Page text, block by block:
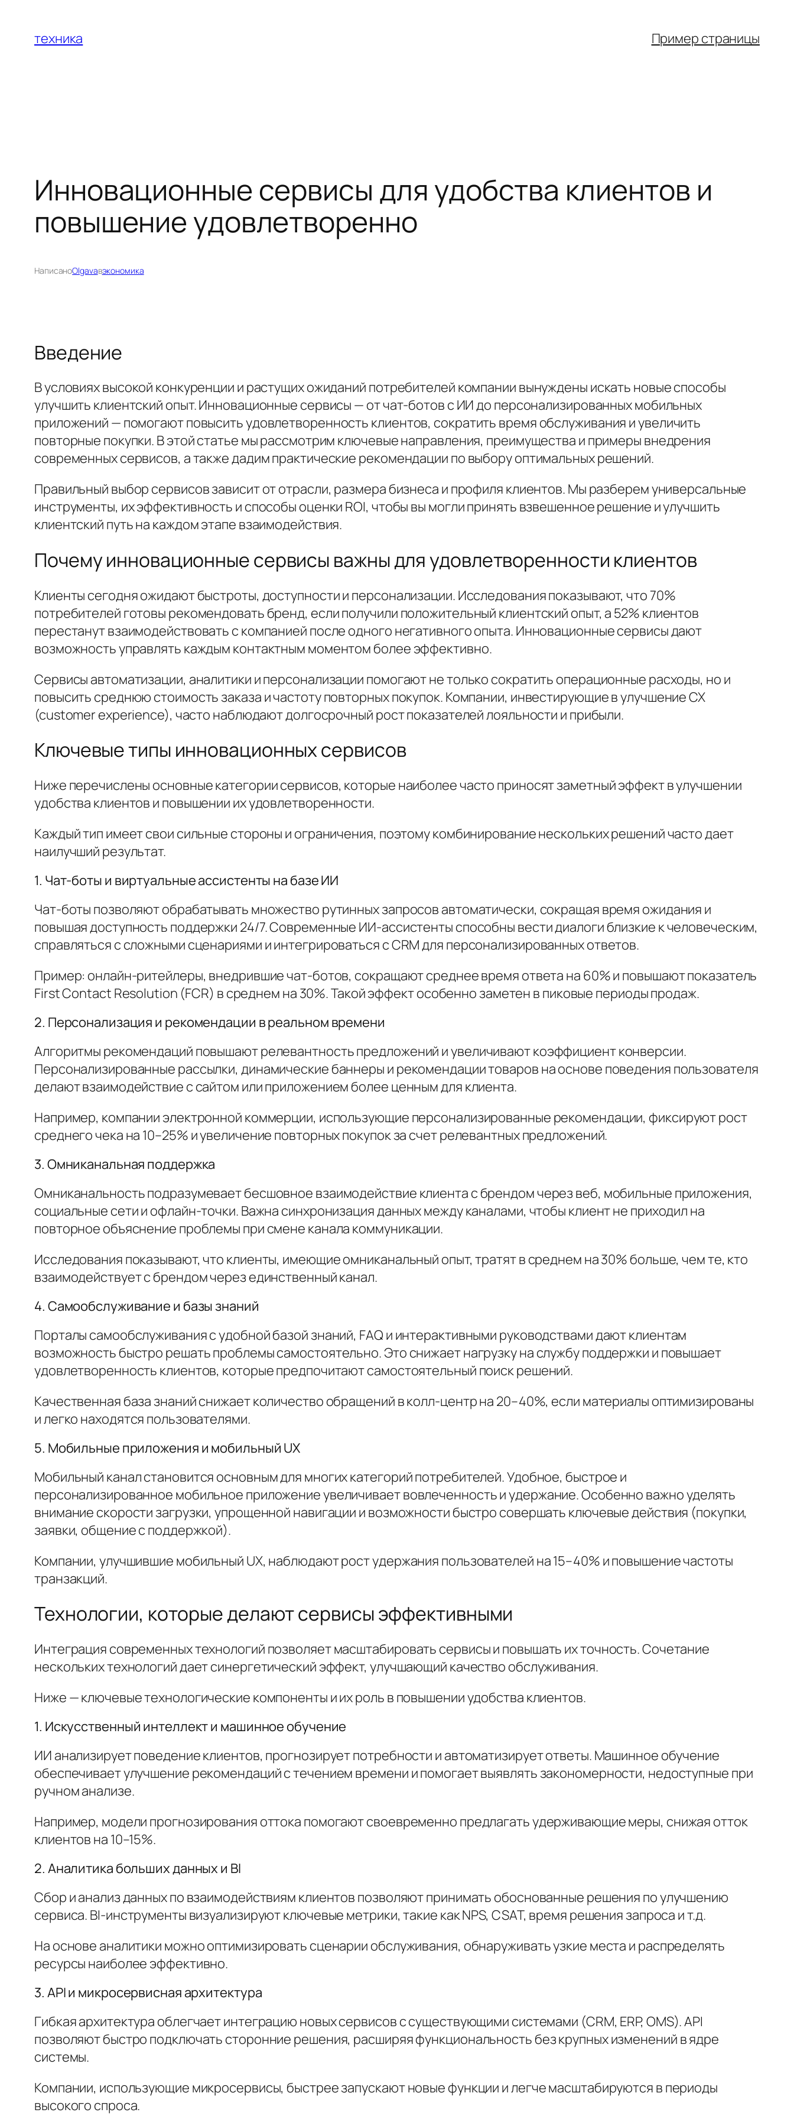
содержимому
техника Пример страницы
Инновационные сервисы для удобства клиентов и
повышение удовлетворенно
НаписаноOlgavaвэкономика
Введение
В условиях высокой конкуренции и растущих ожиданий потребителей компании вынуждены искать новые способы
улучшить клиентский опыт. Инновационные сервисы — от чат-ботов с ИИ до персонализированных мобильных
приложений — помогают повысить удовлетворенность клиентов, сократить время обслуживания и увеличить
повторные покупки. В этой статье мы рассмотрим ключевые направления, преимущества и примеры внедрения
современных сервисов, а также дадим практические рекомендации по выбору оптимальных решений.
Правильный выбор сервисов зависит от отрасли, размера бизнеса и профиля клиентов. Мы разберем универсальные
инструменты, их эффективность и способы оценки ROI, чтобы вы могли принять взвешенное решение и улучшить
клиентский путь на каждом этапе взаимодействия.
Почему инновационные сервисы важны для удовлетворенности клиентов
Клиенты сегодня ожидают быстроты, доступности и персонализации. Исследования показывают, что 70%
потребителей готовы рекомендовать бренд, если получили положительный клиентский опыт, а 52% клиентов
перестанут взаимодействовать с компанией после одного негативного опыта. Инновационные сервисы дают
возможность управлять каждым контактным моментом более эффективно.
Сервисы автоматизации, аналитики и персонализации помогают не только сократить операционные расходы, но и
повысить среднюю стоимость заказа и частоту повторных покупок. Компании, инвестирующие в улучшение CX
(customer experience), часто наблюдают долгосрочный рост показателей лояльности и прибыли.
Ключевые типы инновационных сервисов
Ниже перечислены основные категории сервисов, которые наиболее часто приносят заметный эффект в улучшении
удобства клиентов и повышении их удовлетворенности.
Каждый тип имеет свои сильные стороны и ограничения, поэтому комбинирование нескольких решений часто дает
наилучший результат.
1. Чат-боты и виртуальные ассистенты на базе ИИ
Чат-боты позволяют обрабатывать множество рутинных запросов автоматически, сокращая время ожидания и
повышая доступность поддержки 24/7. Современные ИИ-ассистенты способны вести диалоги близкие к человеческим,
справляться с сложными сценариями и интегрироваться с CRM для персонализированных ответов.
Пример: онлайн-ритейлеры, внедрившие чат-ботов, сокращают среднее время ответа на 60% и повышают показатель
First Contact Resolution (FCR) в среднем на 30%. Такой эффект особенно заметен в пиковые периоды продаж.
2. Персонализация и рекомендации в реальном времени
Алгоритмы рекомендаций повышают релевантность предложений и увеличивают коэффициент конверсии.
Персонализированные рассылки, динамические баннеры и рекомендации товаров на основе поведения пользователя
делают взаимодействие с сайтом или приложением более ценным для клиента.
Например, компании электронной коммерции, использующие персонализированные рекомендации, фиксируют рост
среднего чека на 10–25% и увеличение повторных покупок за счет релевантных предложений.
3. Омниканальная поддержка
Омниканальность подразумевает бесшовное взаимодействие клиента с брендом через веб, мобильные приложения,
социальные сети и офлайн-точки. Важна синхронизация данных между каналами, чтобы клиент не приходил на
повторное объяснение проблемы при смене канала коммуникации.
Исследования показывают, что клиенты, имеющие омниканальный опыт, тратят в среднем на 30% больше, чем те, кто
взаимодействует с брендом через единственный канал.
4. Самообслуживание и базы знаний
Порталы самообслуживания с удобной базой знаний, FAQ и интерактивными руководствами дают клиентам
возможность быстро решать проблемы самостоятельно. Это снижает нагрузку на службу поддержки и повышает
удовлетворенность клиентов, которые предпочитают самостоятельный поиск решений.
Качественная база знаний снижает количество обращений в колл-центр на 20–40%, если материалы оптимизированы
и легко находятся пользователями.
5. Мобильные приложения и мобильный UX
Мобильный канал становится основным для многих категорий потребителей. Удобное, быстрое и
персонализированное мобильное приложение увеличивает вовлеченность и удержание. Особенно важно уделять
внимание скорости загрузки, упрощенной навигации и возможности быстро совершать ключевые действия (покупки,
заявки, общение с поддержкой).
Компании, улучшившие мобильный UX, наблюдают рост удержания пользователей на 15–40% и повышение частоты
транзакций.
Технологии, которые делают сервисы эффективными
Интеграция современных технологий позволяет масштабировать сервисы и повышать их точность. Сочетание
нескольких технологий дает синергетический эффект, улучшающий качество обслуживания.
Ниже — ключевые технологические компоненты и их роль в повышении удобства клиентов.
1. Искусственный интеллект и машинное обучение
ИИ анализирует поведение клиентов, прогнозирует потребности и автоматизирует ответы. Машинное обучение
обеспечивает улучшение рекомендаций с течением времени и помогает выявлять закономерности, недоступные при
ручном анализе.
Например, модели прогнозирования оттока помогают своевременно предлагать удерживающие меры, снижая отток
клиентов на 10–15%.
2. Аналитика больших данных и BI
Сбор и анализ данных по взаимодействиям клиентов позволяют принимать обоснованные решения по улучшению
сервиса. BI-инструменты визуализируют ключевые метрики, такие как NPS, CSAT, время решения запроса и т.д.
На основе аналитики можно оптимизировать сценарии обслуживания, обнаруживать узкие места и распределять
ресурсы наиболее эффективно.
3. API и микросервисная архитектура
Гибкая архитектура облегчает интеграцию новых сервисов с существующими системами (CRM, ERP, OMS). API
позволяют быстро подключать сторонние решения, расширяя функциональность без крупных изменений в ядре
системы.
Компании, использующие микросервисы, быстрее запускают новые функции и легче масштабируются в периоды
высокого спроса.